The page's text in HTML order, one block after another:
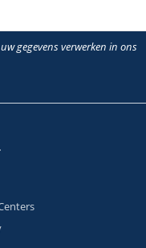
gegevens verwerken in ons